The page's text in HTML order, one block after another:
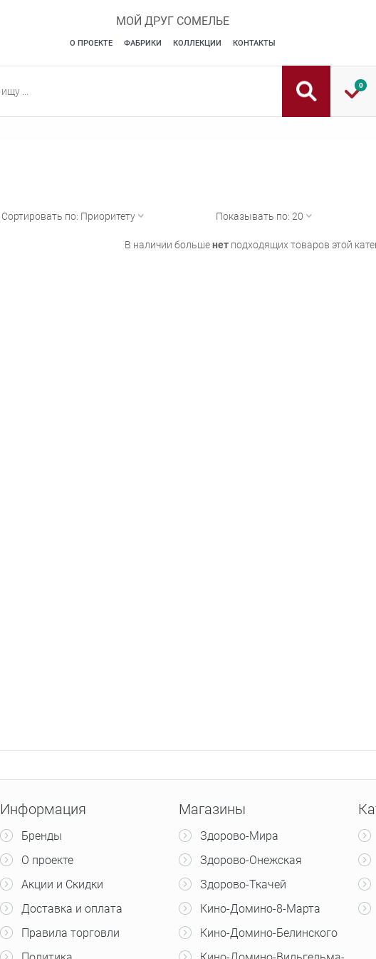
МОЙ ДРУГ СОМЕЛЬЕ
О ПРОЕКТЕ ФАБРИКИ КОЛЛЕКЦИИ КОНТАКТЫ
0
Сортировать по: Приоритету Показывать по: 20
В наличии большенет подходящих товаров этой
Информация
Бренды
О проекте
Акции и Скидки
Доставка и оплата
Правила торговли
Магазины
Здорово-Мира
Здорово-Онежская
Здорово-Ткачей
Кино-Домино-8-Марта
Кино-Домино-Белинского